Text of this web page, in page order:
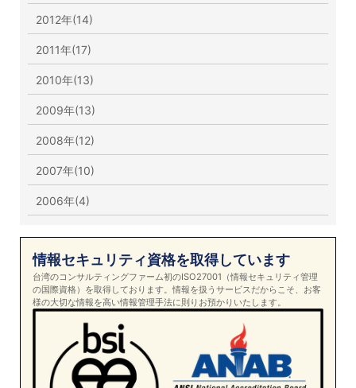
2012年(14)
2011年(17)
2010年(13)
2009年(13)
2008年(12)
2007年(10)
2006年(4)
情報セキュリティ資格を取得しています
台湾のコンサルティングファーム初のISO27001（情報セキュリティ管理
の国際資格）を取得しております。情報を扱うサービスだからこそ、お客
様の大切な情報を高い情報管理手法に則りお預かりいたします。